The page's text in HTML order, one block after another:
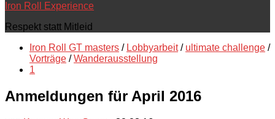
Iron Roll Experience
Respekt statt Mitleid
Iron Roll GT masters / Lobbyarbeit / ultimate challenge /
Vorträge / Wanderausstellung
1
Anmeldungen für April 2016